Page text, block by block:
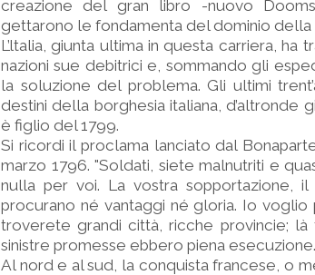
creazione del gran libro -nuovo
gettarono le fondamenta del dominio della
L’ltalia, giunta ultima in questa carriera,
nazioni sue debitrici e, sommando gli
la soluzione del problema. Gli ultimi
destini della borghesia italiana, d’altronde
è figlio del 1799.
Si ricordi il proclama lanciato dal
marzo 1796. "Soldati, siete malnutriti e
nulla per voi. La vostra sopportazione,
procurano né vantaggi né gloria. Io
troverete grandi città, ricche provincie;
sinistre promesse ebbero piena esecuzione.
Al nord e al sud, la conquista francese, o